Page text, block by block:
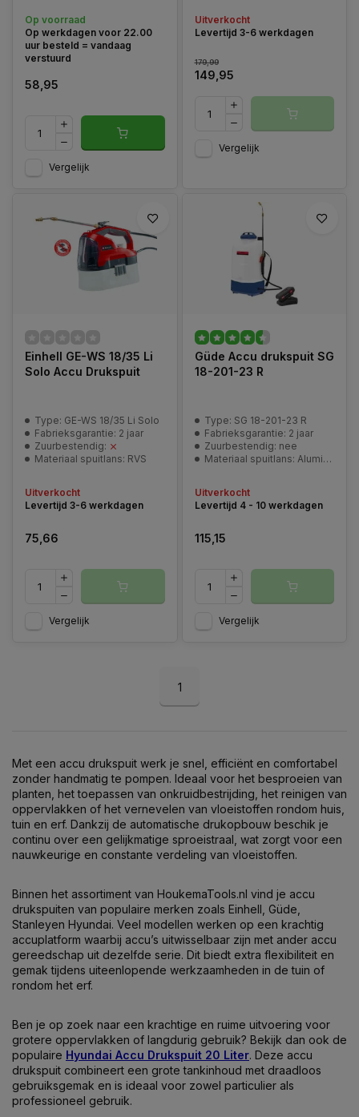
Op voorraad
Op werkdagen voor 22.00
uur besteld = vandaag
verstuurd
58,95
Vergelijk
Uitverkocht
Levertijd 3-6 werkdagen
179,99
149,95
Vergelijk
Einhell GE-WS 18/35 Li
Solo Accu Drukspuit
Type: GE-WS 18/35 Li Solo
Fabrieksgarantie: 2 jaar
Zuurbestendig:
Materiaal spuitlans: RVS
Uitverkocht
Levertijd 3-6 werkdagen
75,66
Vergelijk
Güde Accu drukspuit SG
18-201-23 R
Type: SG 18-201-23 R
Fabrieksgarantie: 2 jaar
Zuurbestendig: nee
Materiaal spuitlans: Aluminium
Uitverkocht
Levertijd 4 - 10 werkdagen
115,15
Vergelijk
1
Met een accu drukspuit werk je snel, efficiënt en comfortabel
zonder handmatig te pompen. Ideaal voor het besproeien van
planten, het toepassen van onkruidbestrijding, het reinigen van
oppervlakken of het vernevelen van vloeistoffen rondom huis,
tuin en erf. Dankzij de automatische drukopbouw beschik je
continu over een gelijkmatige sproeistraal, wat zorgt voor een
nauwkeurige en constante verdeling van vloeistoffen.
Binnen het assortiment van HoukemaTools.nl vind je accu
drukspuiten van populaire merken zoals Einhell Güde
Stanleyen Hyundai. Veel modellen werken op een krachtig
accuplatform waarbij accu’s uitwisselbaar zijn met ander accu
gereedschap uit dezelfde serie. Dit biedt extra flexibiliteit en
gemak tijdens uiteenlopende werkzaamheden in de tuin of
rondom het erf.
Ben je op zoek naar een krachtige en ruime uitvoering voor
grotere oppervlakken of langdurig gebruik? Bekijk dan ook de
populaire Hyundai Accu Drukspuit 20 Liter. Deze accu
drukspuit combineert een grote tankinhoud met draadloos
gebruiksgemak en is ideaal voor zowel particulier als
professioneel gebruik.